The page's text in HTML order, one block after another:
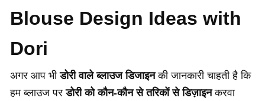
Blouse Design Ideas with
Dori
अगर आप भीडोरी वाले ब्लाउज डिजाइनकी जानकारी चाहती है कि
हम ब्लाउज परडोरी को कौन-कौन से तरिकों से डिज़ाइनकरवा